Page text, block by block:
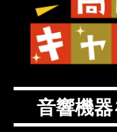
音響機